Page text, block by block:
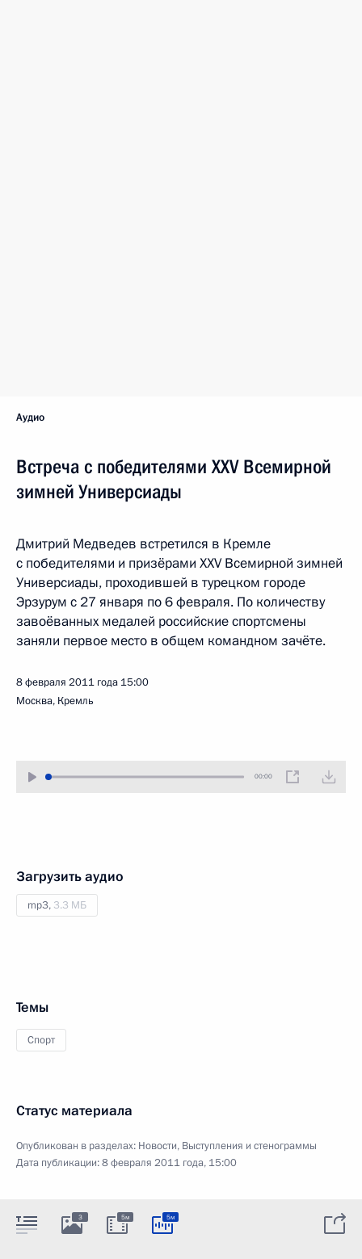
Аудио
Встреча с победителями XXV Всемирной
зимней Универсиады
Дмитрий Медведев встретился в Кремле
с победителями и призёрами XXV Всемирной зимней
Универсиады, проходившей в турецком городе
Эрзурум с 27 января по 6 февраля. По количеству
завоёванных медалей российские спортсмены
заняли первое место в общем командном зачёте.
8 февраля 2011 года 15:00
Москва, Кремль
00:00
Загрузить аудио
mp3, 3.3 МБ
Темы
Спорт
Статус материала
Опубликован в разделах: Новости, Выступления и стенограммы
Дата публикации:8 февраля 2011 года, 15:00
3 5м 5м